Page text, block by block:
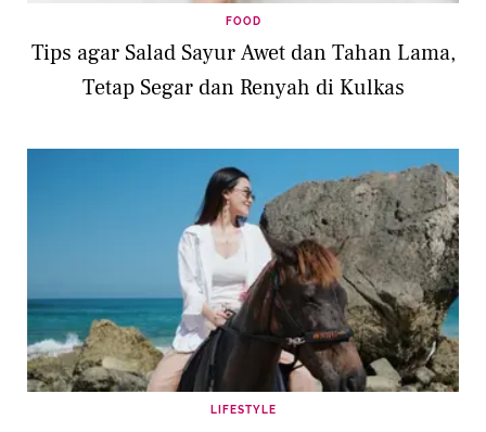
FOOD
Tips agar Salad Sayur Awet dan Tahan Lama,
Tetap Segar dan Renyah di Kulkas
LIFESTYLE